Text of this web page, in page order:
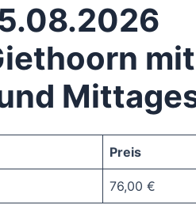
mit
Preis
76,00 €